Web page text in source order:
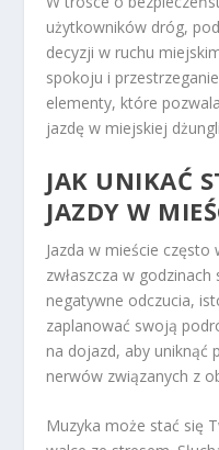
użytkowników dróg,
decyzji w ruchu
spokoju i
elementy, które
jazdę w miejskiej
JAK UNIKAĆ
JAZDY W
Jazda w mieście
zwłaszcza w
negatywne odczucia,
zaplanować swoją
na dojazd, aby uniknąć
nerwów związanych z
Muzyka może stać się